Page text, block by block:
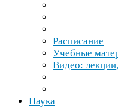
Расписание
Учебные
Видео:
Наука